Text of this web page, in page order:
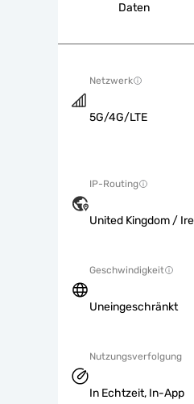
Daten
Netzwerk
5G/4G/LTE
IP-Routing
United Kingdom /
Geschwindigkeit
Uneingeschränkt
Nutzungsverfolgung
In Echtzeit, In-App